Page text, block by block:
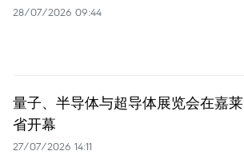
28/07/2026 09:44
量子、半导体与超导体展览会在嘉莱
省开幕
27/07/2026 14:11